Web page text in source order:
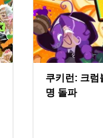
쿠키런: 크럼
명 돌파